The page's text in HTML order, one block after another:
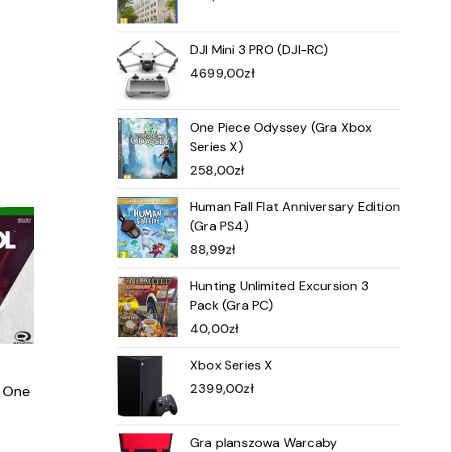
DJI Mini 3 PRO (DJI-RC)
4699,00zł
One Piece Odyssey (Gra Xbox
Series X)
258,00zł
Human Fall Flat Anniversary Edition
(Gra PS4)
88,99zł
Hunting Unlimited Excursion 3
Pack (Gra PC)
40,00zł
Xbox Series X
2399,00zł
Gra planszowa Warcaby